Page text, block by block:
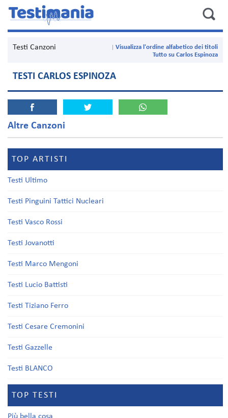
Testi Canzoni
Visualizza l'ordine alfabetico dei titoli
Tutto su Carlos Espinoza
TESTI CARLOS ESPINOZA
Altre Canzoni
TOP ARTISTI
Testi Ultimo
Testi Pinguini Tattici Nucleari
Testi Vasco Rossi
Testi Jovanotti
Testi Marco Mengoni
Testi Lucio Battisti
Testi Tiziano Ferro
Testi Cesare Cremonini
Testi Gazzelle
Testi BLANCO
TOP TESTI